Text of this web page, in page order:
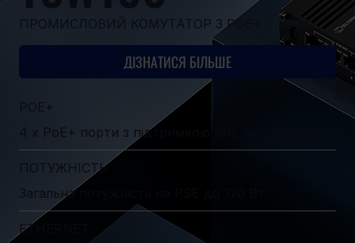
ПРОМИСЛОВИЙ КОМУТАТОР З POE+
ДІЗНАТИСЯ БІЛЬШЕ
POE+
4 x PoE+ порти з підтримкою 802.3af і 802.3at
ПОТУЖНІСТЬ
Загальна потужність на PSE до 120 Вт
ETHERNET